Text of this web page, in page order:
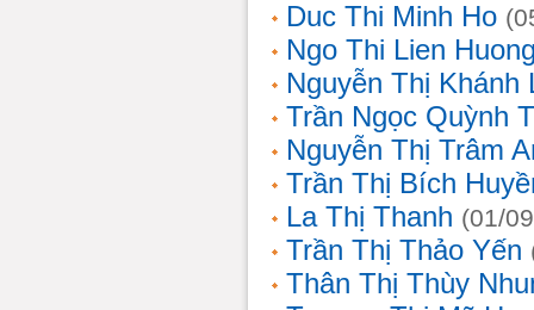
Duc Thi Minh Ho
Ngo Thi Lien
Nguyễn Thị Khánh
Trần Ngọc Quỳnh
Nguyễn Thị Trâm
Trần Thị Bích
La Thị Thanh (01/
Trần Thị Thảo Yến
Thân Thị Thùy